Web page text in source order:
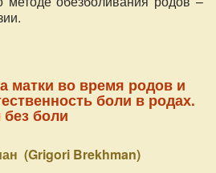
матки во время родов и
боли в родах.
боли
(Grigori Brekhman)